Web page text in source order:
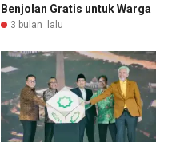
Benjolan Gratis untuk Warga
3 bulan lalu